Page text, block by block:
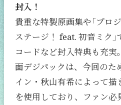
封入！
貴重な特製原画集や「プロ
ステージ！ feat. 初音ミク
コードなど封入特典も充
面デジパックは、今回のた
イン・秋山有希によって描
を使用しており、ファン必